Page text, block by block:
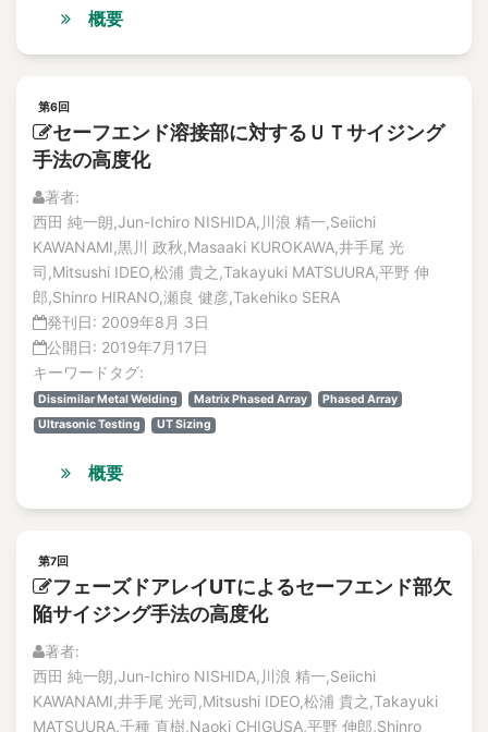
概要
第6回
セーフエンド溶接部に対するＵＴサイジング
手法の高度化
著者:
西田 純一朗,Jun-Ichiro NISHIDA,川浪 精一,Seiichi
KAWANAMI,黒川 政秋,Masaaki KUROKAWA,井手尾 光
司,Mitsushi IDEO,松浦 貴之,Takayuki MATSUURA,平野 伸
郎,Shinro HIRANO,瀬良 健彦,Takehiko SERA
発刊日: 2009年8月 3日
公開日: 2019年7月17日
キーワードタグ:
Dissimilar Metal Welding Matrix Phased Array
Phased Array
Ultrasonic Testing
UT Sizing
概要
第7回
フェーズドアレイUTによるセーフエンド部欠
陥サイジング手法の高度化
著者:
西田 純一朗,Jun-Ichiro NISHIDA,川浪 精一,Seiichi
KAWANAMI,井手尾 光司,Mitsushi IDEO,松浦 貴之,Takayuki
MATSUURA,千種 直樹,Naoki CHIGUSA,平野 伸郎,Shinro